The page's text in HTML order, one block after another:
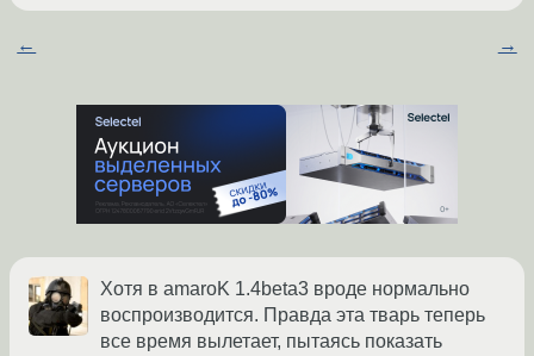
← →
Хотя в amaroK 1.4beta3 вроде нормально
воспроизводится. Правда эта тварь теперь
все время вылетает, пытаясь показать